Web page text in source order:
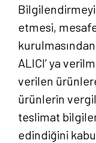
etmesi,
ALICI’ ya
verilen
ürünlerin
teslimat
edindiğini